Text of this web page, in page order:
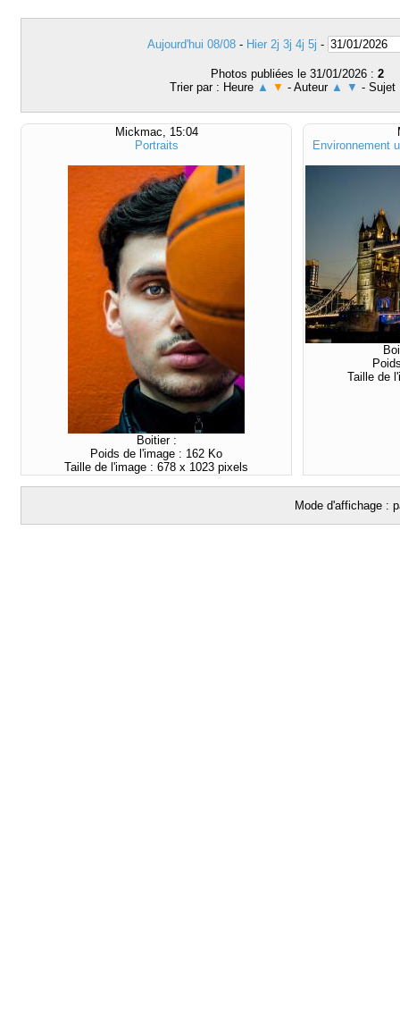
Aujourd'hui 08/08 - Hier 2j 3j 4j 5j -
Photos publiées le 31/01/2026 : 2
Trier par : Heure ▲ ▼ - Auteur ▲ ▼ - Sujet
Mickmac, 15:04
Portraits
Boitier :
Poids de l'image : 162 Ko
Taille de l'image : 678 x 1023 pixels
Environnement
Taille de
Mode d'affichage :